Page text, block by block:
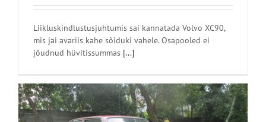
Liikluskindlustusjuhtumis sai kannatada Volvo XC90,
mis jäi avariis kahe sõiduki vahele. Osapooled ei
jõudnud hüvitissummas [...]